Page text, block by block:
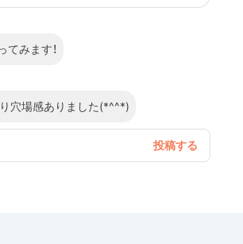
あり、大人もゆっくり過ごせそうです。
みます！
り穴場感ありました(*^^*)